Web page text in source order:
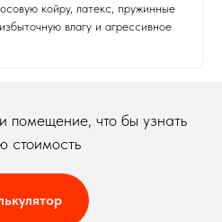
койру, латекс, пружинные
влагу и агрессивное
помещение, что бы узнать
стоимость